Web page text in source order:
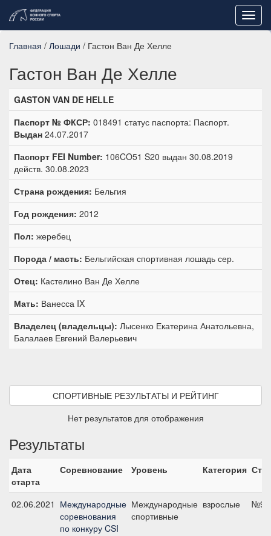
Главная / Лошади / Гастон Ван Де Хелле
Гастон Ван Де Хелле
GASTON VAN DE HELLE
Паспорт № ФКСР: 018491 статус паспорта: Паспорт.
Выдан 24.07.2017
Паспорт FEI Number: 106CO51 S20 выдан 30.08.2019
действ. 30.08.2023
Страна рождения: Бельгия
Год рождения: 2012
Пол: жеребец
Порода / масть: Бельгийская спортивная лошадь сер.
Отец: Кастелино Ван Де Хелле
Мать: Ванесса IX
Владелец (владельцы): Лысенко Екатерина Анатольевна,
Балалаев Евгений Валерьевич
СПОРТИВНЫЕ РЕЗУЛЬТАТЫ И РЕЙТИНГ
Нет результатов для отображения
Результаты
Дата
старта
Соревнование Уровень Категория
02.06.2021 Международные
соревнования
по конкуру CSI
Международные
спортивные
взрослые №9,